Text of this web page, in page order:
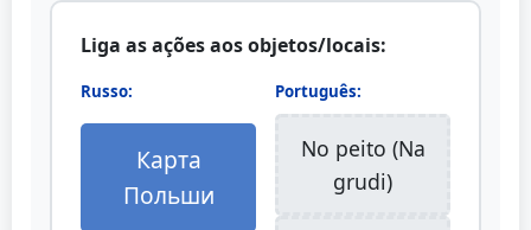
Liga as ações aos objetos/locais:
Russo:
Карта
Польши
Português:
No peito (Na
grudi)